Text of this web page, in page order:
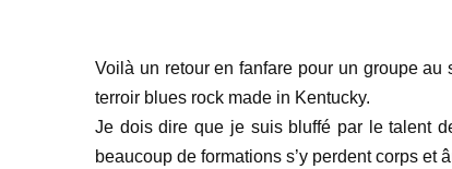
Voilà un retour en fanfare pour un groupe
terroir blues rock made in Kentucky.
Je dois dire que je suis bluffé par le talent
beaucoup de formations s’y perdent corps et